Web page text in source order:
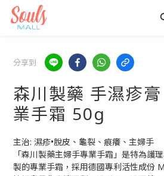
分享到
森川製藥 手濕疹
業手霜 50g
主治: 濕疹•脫皮、龜裂、痕癢、主婦手
「森川製藥主婦手專業手霜」是特為護
製的專業手霜，採用德國專利活性成份